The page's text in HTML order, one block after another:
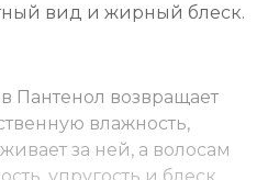
вид и жирный блеск.
Пантенол возвращает
влажность,
за ней, а волосам